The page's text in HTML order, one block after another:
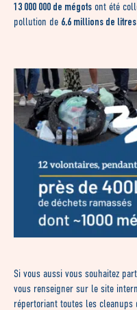
13 000 000 de mégots ont été
pollution de 6,6 millions de litres
Si vous aussi vous souhaitez
vous renseigner sur le site
répertoriant toutes les cleanups